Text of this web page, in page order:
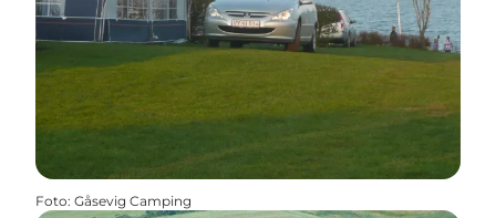
Foto: Gåsevig Camping